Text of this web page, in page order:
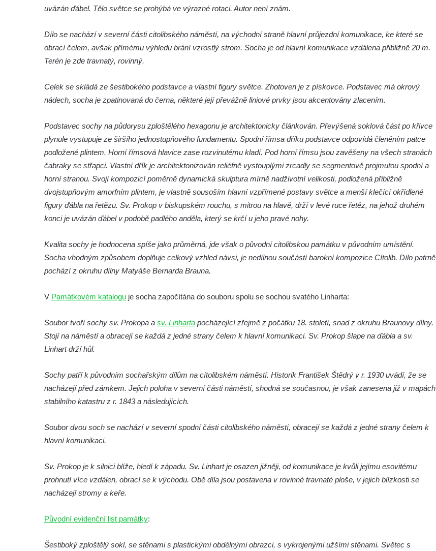
Socha Kozorožec horský v ZOO Hluboká
Socha Včela v ZOO Hluboká
Socha Housenka v ZOO Hluboká
Socha Rosomák v ZOO Hluboká
Socha Vážka v ZOO Hluboká
Socha Volavka v ZOO Hluboká
Lavička Kůň Převalského v ZOO Hluboká
Lysá nad Labem, barokní město Šporkovo
Socha Opičákovník v ZOO Hluboká
Socha Roháč v ZOO Hluboká
Reliéf Rodina a práce na budově záložny
čp. 69/1 v Českých Budějovicích
Českých Budějovicích
kostela svatého Mikuláše v Českých
Budějovicích
Budějovicích
Socha S tebou v parku na Senovážném
Socha Tornádo v parku na Senovážném
náměstí v Českých Budějovicích
Českých Budějovicích
Pomník Vojtěcha Adalberta Lanny v parku
Na Sadech v Českých Budějovicích
Socha Mateřství v parku Na Sadech v
uvázán ďábel. Tělo světce se prohýbá ve výrazné rotaci. Autor není znám.
Dílo se nachází v severní části citolibského náměstí, na východní straně hlavní průjezdní komunikace, ke které se
obrací čelem, avšak přímému výhledu brání vzrostlý strom. Socha je od hlavní komunikace vzdálena přibližně 20 m.
Terén je zde travnatý, rovinný.
Celek se skládá ze šestibokého podstavce a vlastní figury světce. Zhotoven je z pískovce. Podstavec má okrový
nádech, socha je zpatinovaná do černa, některé její převážně liniové prvky jsou akcentovány zlacením.
Podstavec sochy na půdorysu zploštělého hexagonu je architektonicky článkován. Převýšená soklová část po křivce
plynule vystupuje ze širšího jednostupňového fundamentu. Spodní římsa dříku podstavce odpovídá členěním patce
podložené plintem. Horní římsová hlavice zase rozvinutému kladí. Pod horní římsu jsou zavěšeny na všech stranách
čabraky se střapci. Vlastní dřík je architektonizován reliéfně vystouplými zrcadly se segmentově projmutou spodní a
horní stranou. Svojí kompozicí poměrně dynamická skulptura mírně nadživotní velikosti, podložená přibližně
dvojstupňovým amorfním plintem, je vlastně sousoším hlavní vzpřímené postavy světce a menší klečící okřídlené
figury ďábla na řetězu. Sv. Prokop v biskupském rouchu, s mitrou na hlavě, drží v levé ruce řetěz, na jehož druhém
konci je uvázán ďábel v podobě padlého anděla, který se krčí u jeho pravé nohy.
Kvalita sochy je hodnocena spíše jako průměrná, jde však o původní citolibskou památku v původním umístění.
Socha vhodným způsobem doplňuje celkový vzhled návsi, je nedílnou součástí barokní kompozice Cítolib. Dílo patrně
pochází z okruhu dílny Matyáše Bernarda Brauna.
V Památkovém katalogu je socha započítána do souboru spolu se sochou svatého Linharta:
Soubor tvoří sochy sv. Prokopa a sv. Linharta pocházející zřejmě z počátku 18. století, snad z okruhu Braunovy dílny.
Stojí na náměstí a obracejí se každá z jedné strany čelem k hlavní komunikaci. Sv. Prokop šlape na ďábla a sv.
Linhart drží hůl.
Sochy patří k původním sochařským dílům na cítolibském náměstí. Historik František Štědrý v r. 1930 uvádí, že se
nacházejí před zámkem. Jejich poloha v severní části náměstí, shodná se současnou, je však zanesena již v mapách
stabilního katastru z r. 1843 a následujících.
Soubor dvou soch se nachází v severní spodní části citolibského náměstí, obracejí se každá z jedné strany čelem k
hlavní komunikaci.
Sv. Prokop je k silnici blíže, hledí k západu. Sv. Linhart je osazen jižněji, od komunikace je kvůli jejímu esovitému
prohnutí více vzdálen, obrací se k východu. Obě díla jsou postavena v rovinné travnaté ploše, v jejich blízkosti se
nacházejí stromy a keře.
Původní evidenční list památky:
Šestiboký zploštělý sokl, se stěnami s plastickými obdélnými obrazci, s vykrojenými užšími stěnami. Světec s